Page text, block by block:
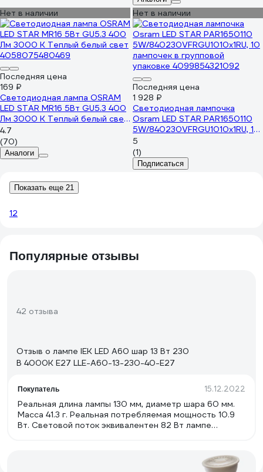
Нет в наличии
Последняя цена
169 ₽
Светодиодная лампа OSRAM
LED STAR MR16 5Вт GU5.3 400
Лм 3000 К Теплый белый свет
4058075480469
4.7
(70)
Аналоги
Нет в наличии
Последняя цена
1 928 ₽
Светодиодная лампочка
Osram LED STAR PAR1650110
5W/840230VFRGU1010x1RU, 10
лампочек в групповой
упаковке 4099854321092
5
(1)
Подписаться
Показать еще 21
12
Популярные отзывы
42 отзыва
Отзыв о лампе IEK LED A60 шар 13 Вт 230
В 4000К E27 LLE-A60-13-230-40-E27
Покупатель 15.12.2022
Реальная длина лампы 130 мм, диаметр шара 60 мм.
Масса 41.3 г. Реальная потребляемая мощность 10.9
Вт. Световой поток эквивалентен 82 Вт лампе
пространства не показывает завалов в посторонние